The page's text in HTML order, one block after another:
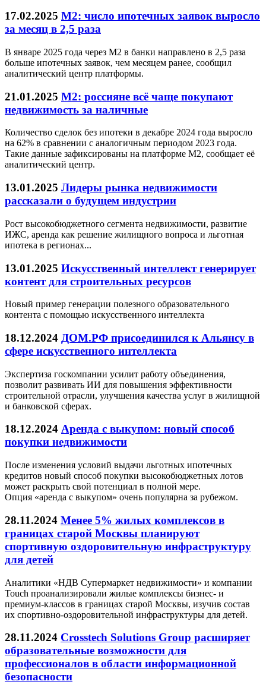
17.02.2025 М2: число ипотечных заявок выросло
за месяц в 2,5 раза
В январе 2025 года через М2 в банки направлено в 2,5 раза
больше ипотечных заявок, чем месяцем ранее, сообщил
аналитический центр платформы.
21.01.2025 М2: россияне всё чаще покупают
недвижимость за наличные
Количество сделок без ипотеки в декабре 2024 года выросло
на 62% в сравнении с аналогичным периодом 2023 года.
Такие данные зафиксированы на платформе М2, сообщает её
аналитический центр.
13.01.2025 Лидеры рынка недвижимости
рассказали о будущем индустрии
Рост высокобюджетного сегмента недвижимости, развитие
ИЖС, аренда как решение жилищного вопроса и льготная
ипотека в регионах...
13.01.2025 Искусственный интеллект генерирует
контент для строительных ресурсов
Новый пример генерации полезного образовательного
контента с помощью искусственного интеллекта
18.12.2024 ДОМ.РФ присоединился к Альянсу в
сфере искусственного интеллекта
Экспертиза госкомпании усилит работу объединения,
позволит развивать ИИ для повышения эффективности
строительной отрасли, улучшения качества услуг в жилищной
и банковской сферах.
18.12.2024 Аренда с выкупом: новый способ
покупки недвижимости
После изменения условий выдачи льготных ипотечных
кредитов новый способ покупки высокобюджетных лотов
может раскрыть свой потенциал в полной мере.
Опция «аренда с выкупом» очень популярна за рубежом.
28.11.2024 Менее 5% жилых комплексов в
границах старой Москвы планируют
спортивную оздоровительную инфраструктуру
для детей
Аналитики «НДВ Супермаркет недвижимости» и компании
Touch проанализировали жилые комплексы бизнес- и
премиум-классов в границах старой Москвы, изучив состав
их спортивно-оздоровительной инфраструктуры для детей.
28.11.2024 Crosstech Solutions Group расширяет
образовательные возможности для
профессионалов в области информационной
безопасности